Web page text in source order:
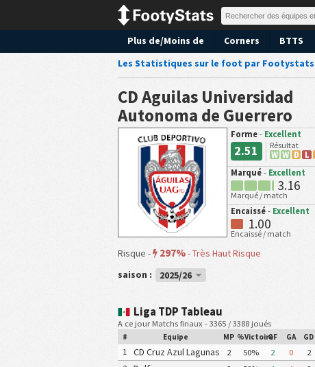
Plus de/Moins de Corners BTTS
Les Statistiques sur le foot par Footystats
CD Aguilas Universidad
Autonoma de Guerrero
Forme - Excellent
2.51
Résultat
W W D L
Marqué - Excellent
3.16
Marqué / match
Encaissé - Excellent
1.00
Encaissé / match
Risque - 297%-Très Haut Risque
saison :
2025/26
Liga TDP Tableau
A ce jour Matchs finaux - 3365 / 3388 joués
# Equipe MP %VictoireGF GA GD
1 CD Cruz Azul Lagunas 2 50% 2 0 2